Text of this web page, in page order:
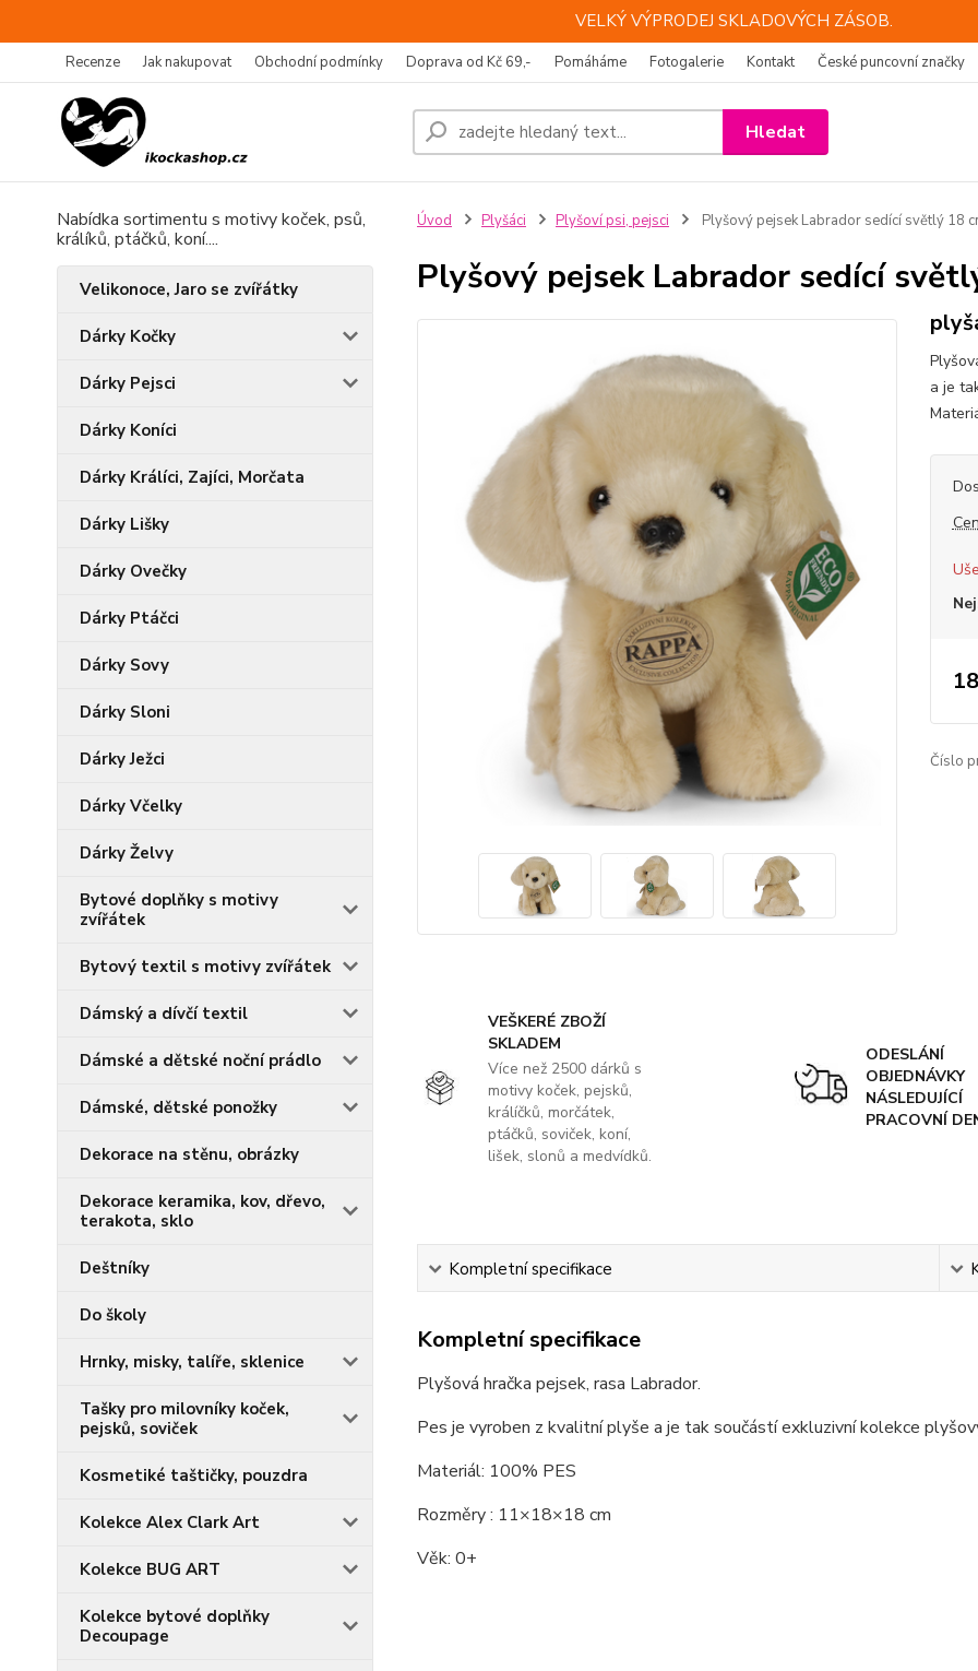
VELKÝ VÝPRODEJ SKLADOVÝCH ZÁSOB.
Recenze Jak nakupovat Obchodní podmínky Doprava od Kč 69,- Pomáháme Fotogalerie Kontakt České puncovní značky
Hledat
Nabídka sortimentu s motivy koček, psů,
králíků, ptáčků, koní....
Velikonoce, Jaro se zvířátky
Dárky Kočky
Dárky Pejsci
Dárky Koníci
Dárky Králíci, Zajíci, Morčata
Dárky Lišky
Dárky Ovečky
Dárky Ptáčci
Dárky Sovy
Dárky Sloni
Dárky Ježci
Dárky Včelky
Dárky Želvy
Bytové doplňky s motivy
zvířátek
Bytový textil s motivy zvířátek
Dámský a dívčí textil
Dámské a dětské noční prádlo
Dámské, dětské ponožky
Dekorace na stěnu, obrázky
Dekorace keramika, kov, dřevo,
terakota, sklo
Deštníky
Do školy
Hrnky, misky, talíře, sklenice
Tašky pro milovníky koček,
pejsků, soviček
Kosmetiké taštičky, pouzdra
Kolekce Alex Clark Art
Kolekce BUG ART
Kolekce bytové doplňky
Decoupage
Úvod Plyšáci Plyšoví psi, pejsci Plyšový pejsek Labrador sedící světlý 18
Plyšový pejsek Labrador sedící
a je
Číslo
VEŠKERÉ ZBOŽÍ
SKLADEM
Více než 2500 dárků s
motivy koček, pejsků,
králíčků, morčátek,
ptáčků, soviček, koní,
lišek, slonů a medvídků.
ODESLÁNÍ
OBJEDNÁVKY
NÁSLEDUJÍCÍ
PRACOVNÍ
Kompletní specifikace
Kompletní specifikace
Plyšová hračka pejsek, rasa Labrador.
Pes je vyroben z kvalitní plyše a je tak součástí exkluzivní kolekce
Materiál: 100% PES
Rozměry : 11×18×18 cm
Věk: 0+